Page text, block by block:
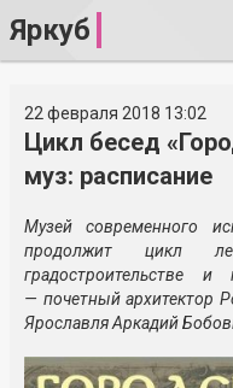
Яркуб
22 февраля 2018 13:02
Цикл бесед
муз: расписание
Музей современного
продолжит цикл
градостроительстве и
— почетный архитектор
Ярославля Аркадий